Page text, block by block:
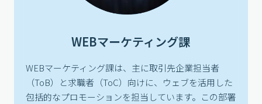
WEBマーケティング課
WEBマーケティング課は、主に取引先企業担当者
（ToB）と求職者（ToC）向けに、ウェブを活用した
包括的なプロモーションを担当しています。この部署